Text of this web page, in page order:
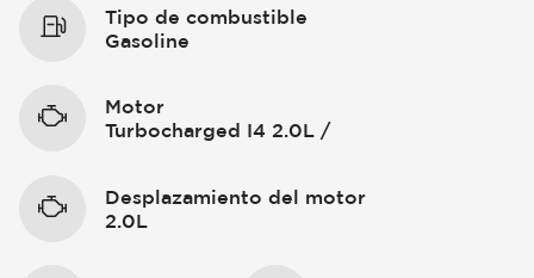
Tipo de combustible
Gasoline
Motor
Turbocharged I4 2.0L /
Desplazamiento del motor
2.0L